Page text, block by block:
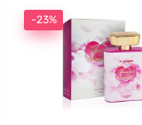
-23%